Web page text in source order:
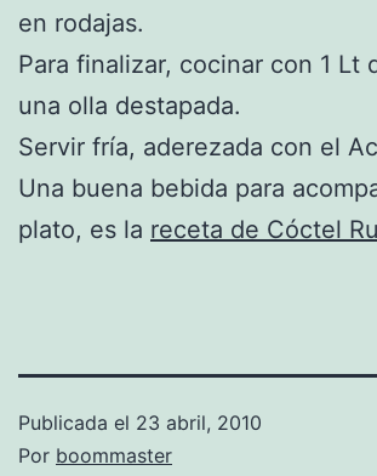
en rodajas.
Para finalizar, cocinar con 1 Lt
una olla destapada.
Servir fría, aderezada con el
Una buena bebida para
plato, es la receta de Cóctel
Publicada el 23 abril, 2010
Por boommaster